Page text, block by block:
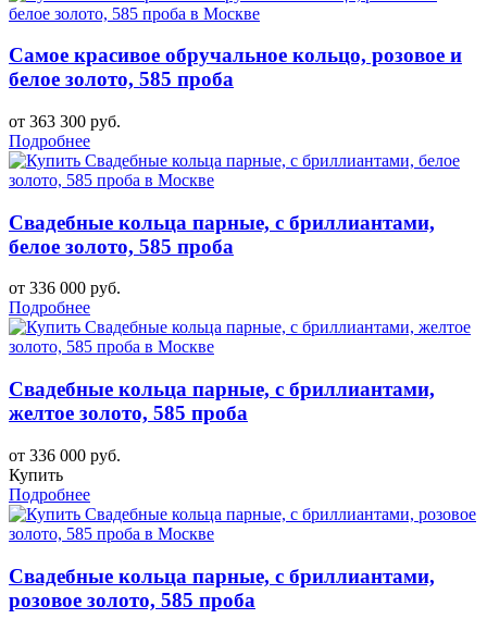
Самое красивое обручальное кольцо, розовое и
белое золото, 585 проба
от 363 300 руб.
Подробнее
Свадебные кольца парные, с бриллиантами,
белое золото, 585 проба
от 336 000 руб.
Подробнее
Свадебные кольца парные, с бриллиантами,
желтое золото, 585 проба
от 336 000 руб.
Купить
Подробнее
Свадебные кольца парные, с бриллиантами,
розовое золото, 585 проба